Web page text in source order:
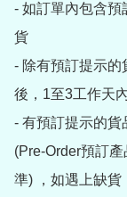
- 如訂單內包含預
貨
- 除有預訂提示的
後，1至3工作天
- 有預訂提示的貨
(Pre-Order預訂
準) ，如遇上缺貨